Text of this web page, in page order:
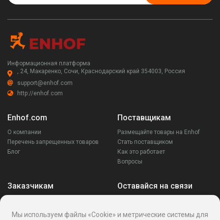
Информационная платформа
, 24, Макаренко, Сочи, Краснодарский край 354003, Россия
support@enhof.com
http://enhof.com
Enhof.com
О компании
Перечень запрещенных товаров
Блог
Поставщикам
Размещайте товары на Enhof
Стать поставщиком
Как это работает
Вопросы
Заказчикам
Ваши запросы
Оставайся на связи
Мы используем файлы «Cookie» и метрические системы для